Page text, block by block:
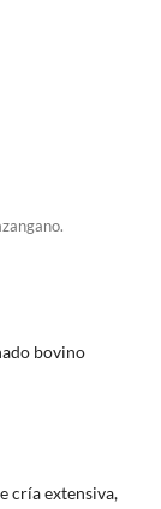
bovino
cría extensiva,